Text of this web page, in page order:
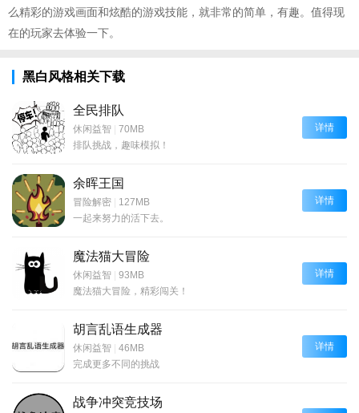
么精彩的游戏画面和炫酷的游戏技能，就非常的简单，有趣。值得现
在的玩家去体验一下。
黑白风格相关下载
全民排队
休闲益智
70MB
排队挑战，趣味模拟！
详情
余晖王国
冒险解密
127MB
一起来努力的活下去。
详情
魔法猫大冒险
休闲益智
93MB
魔法猫大冒险，精彩闯关！
详情
胡言乱语生成器
休闲益智
46MB
完成更多不同的挑战
详情
战争冲突竞技场